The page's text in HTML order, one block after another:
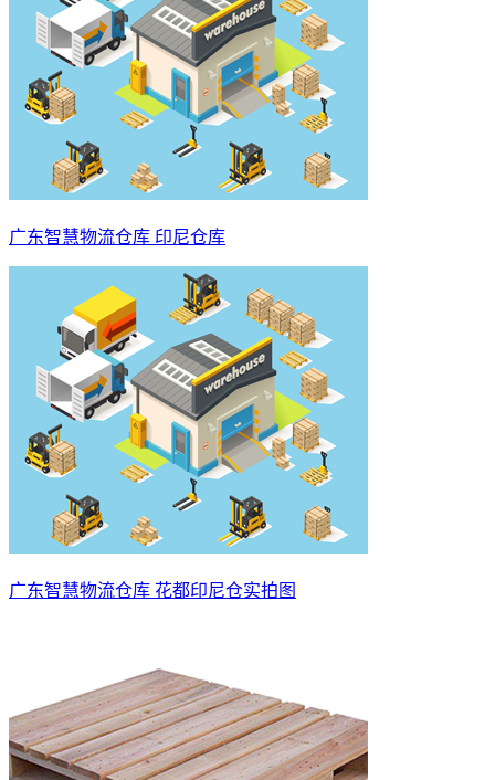
广东智慧物流仓库 印尼仓库
广东智慧物流仓库 花都印尼仓实拍图